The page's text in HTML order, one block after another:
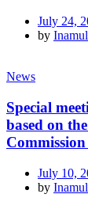
July 24,
by
News
Special
based on
July 10,
by